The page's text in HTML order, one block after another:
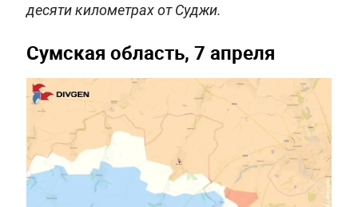
десяти километрах от Суджи.
Сумская область, 7 апреля